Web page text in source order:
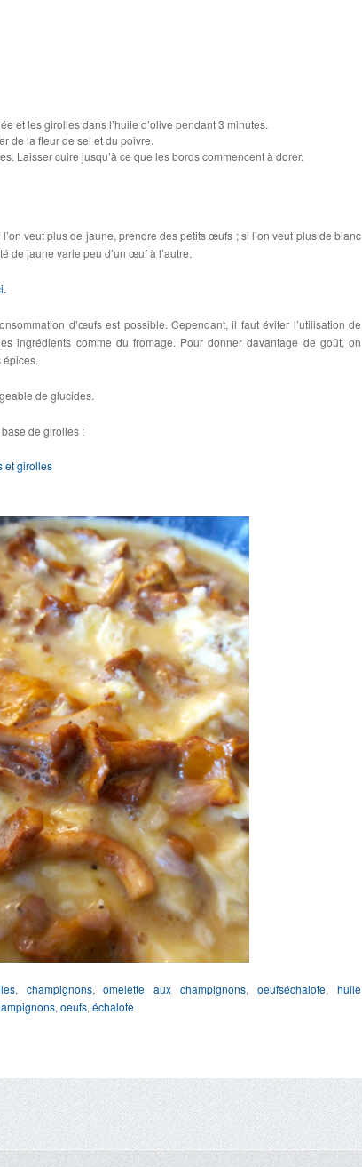
et les girolles dans l’huile d’olive pendant 3 minutes.
de la fleur de sel et du poivre.
Laisser cuire jusqu’à ce que les bords commencent à dorer.
veut plus de jaune, prendre des petits œufs ; si l’on veut plus de blanc
de jaune varie peu d’un œuf à l’autre.
d’œufs est possible. Cependant, il faut éviter l’utilisation de
ingrédients comme du fromage. Pour donner davantage de goût, on
de glucides.
de girolles :
et girolles
, champignons,omelette aux champignons,oeufséchalote,huile
, oeufs, échalote